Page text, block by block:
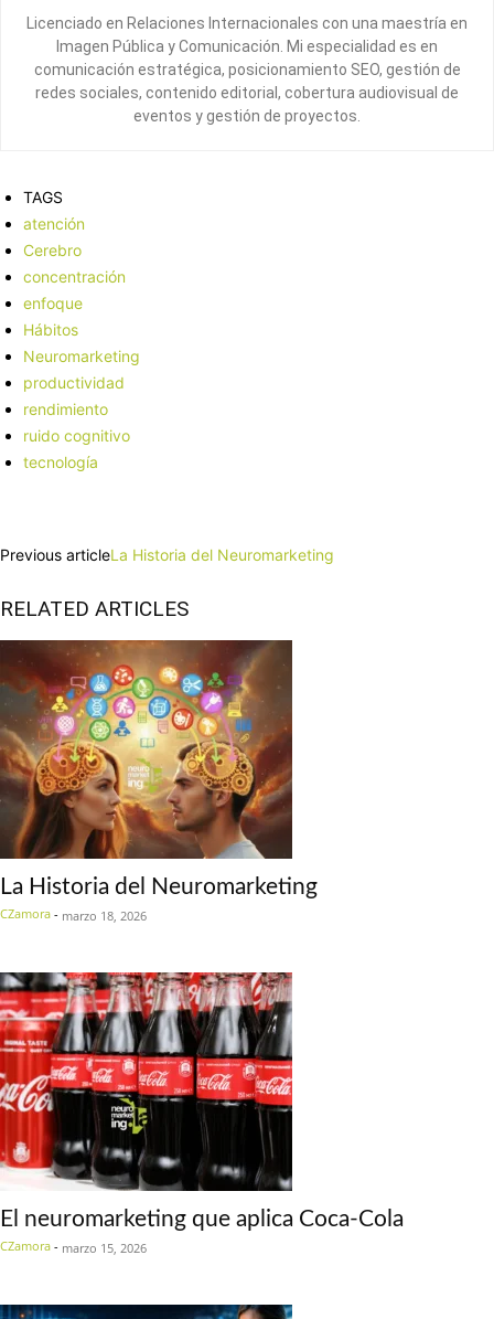
Licenciado en Relaciones Internacionales con una maestría en
Imagen Pública y Comunicación. Mi especialidad es en
comunicación estratégica, posicionamiento SEO, gestión de
redes sociales, contenido editorial, cobertura audiovisual de
eventos y gestión de proyectos.
TAGS
atención
Cerebro
concentración
enfoque
Hábitos
Neuromarketing
productividad
rendimiento
ruido cognitivo
tecnología
Previous articleLa Historia del Neuromarketing
RELATED ARTICLES
La Historia del Neuromarketing
CZamora - marzo 18, 2026
El neuromarketing que aplica Coca-Cola
CZamora - marzo 15, 2026